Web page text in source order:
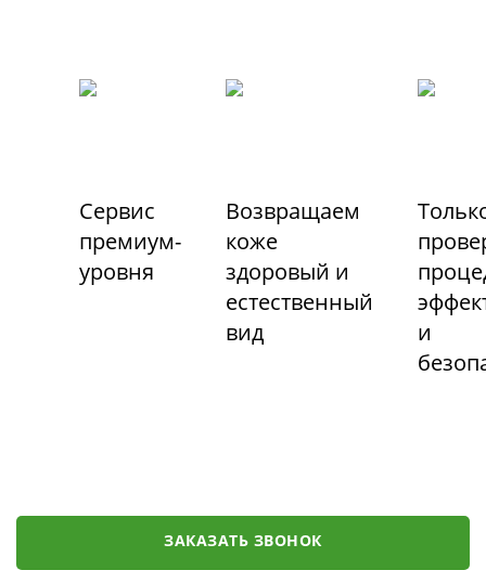
Сервис
премиум-
уровня
Возвращаем
коже
здоровый и
естественный
вид
и
ЗАКАЗАТЬ ЗВОНОК